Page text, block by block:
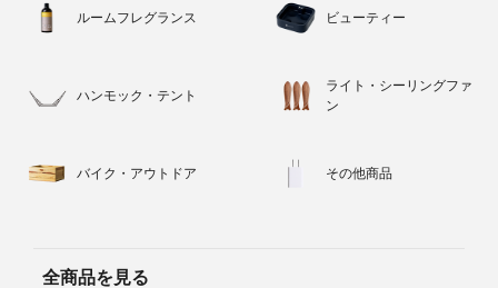
ルームフレグランス ビューティー
ハンモック・テント
ライト・シーリングファ
ン
バイク・アウトドア その他商品
全商品を見る